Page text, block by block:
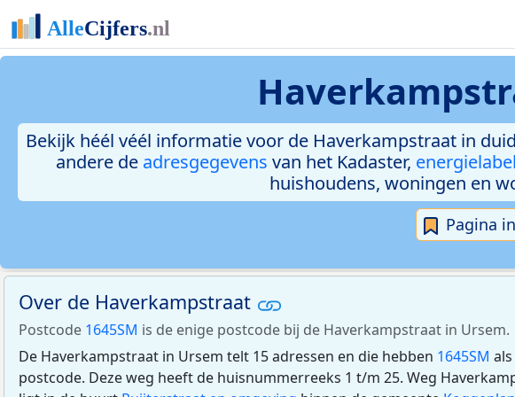
Bekijk héél véél informatie voor de Haverkampstraat in
andere de adresgegevens van het Kadaster,
huishoudens, woningen en
Pagina
Over de Haverkampstraat
Postcode 1645SM is de enige postcode bij de Haverkampstraat in Ursem.
De Haverkampstraat in Ursem telt 15 adressen en die hebben 1645SM als
postcode. Deze weg heeft de huisnummerreeks 1 t/m 25. Weg